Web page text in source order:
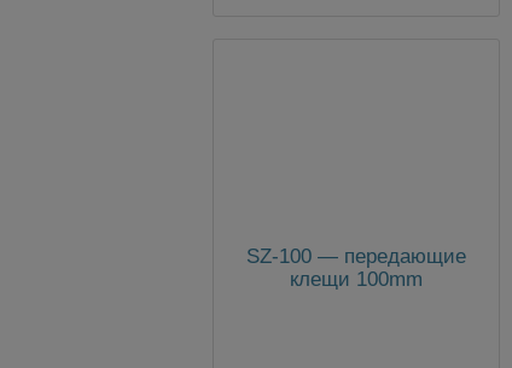
SZ-100 — передающие
клещи 100mm